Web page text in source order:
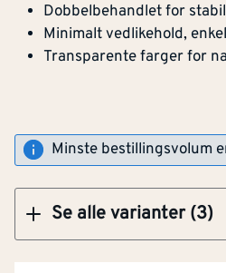
Dobbelbehandlet for
Minimalt vedlikehold,
Transparente farger for
Minste bestillingsvolum
Se alle varianter (3)
Lekt justert 48x73 mm grå
Tykkelse [mm]
CE-merket
Antall bearbeidede
[stk]
4
Brannbeskyttelsesbehand
Nei